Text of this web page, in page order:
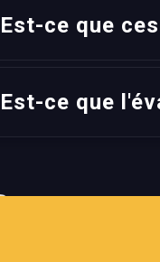
Est-ce que
Est-ce que